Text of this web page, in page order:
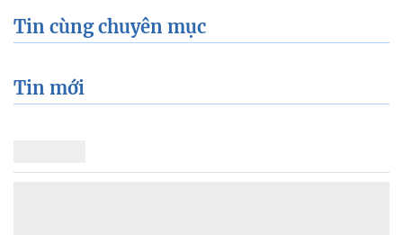
Tin cùng chuyên mục
Tin mới